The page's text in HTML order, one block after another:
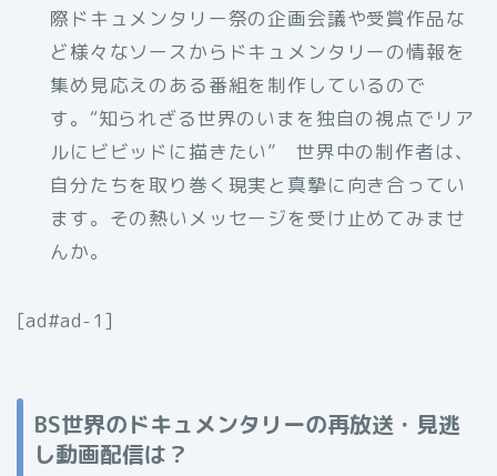
際ドキュメンタリー祭の企画会議や受賞作品な
ど様々なソースからドキュメンタリーの情報を
集め見応えのある番組を制作しているので
す。“知られざる世界のいまを独自の視点でリア
ルにビビッドに描きたい” 世界中の制作者は、
自分たちを取り巻く現実と真摯に向き合ってい
ます。その熱いメッセージを受け止めてみませ
んか。
[ad#ad-1]
BS世界のドキュメンタリーの再放送・見逃
し動画配信は？